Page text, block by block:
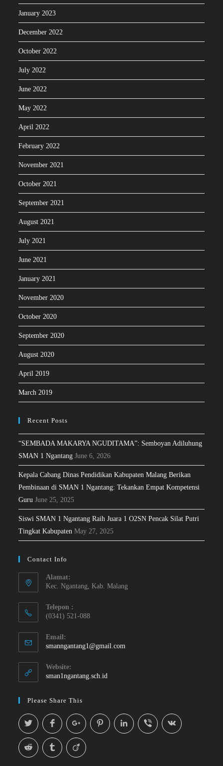
January 2023
December 2022
October 2022
July 2022
June 2022
May 2022
April 2022
February 2022
November 2021
October 2021
September 2021
August 2021
July 2021
June 2021
January 2021
November 2020
October 2020
September 2020
August 2020
April 2019
March 2019
Recent Posts
“SEMBADA MAKARYA NGUDITAMA”: Semboyan Adiluhung
SMAN 1 Ngantang June 6, 2026
Kepala Cabang Dinas Pendidikan Kabupaten Malang Berikan
Pembinaan di SMAN 1 Ngantang: Tekankan Empat Kompetensi
Guru June 25, 2025
Siswi SMAN 1 Ngantang Raih Juara 1 O2SN Pencak Silat Putri
Tingkat Kabupaten May 27, 2025
Contact Info
Alamat:
Kec. Ngantang, Kab. Malang
Telepon :
(0341) 521-088
Email:
smanngantang1@gmail.com
Website:
sman1ngantang.sch.id
Please Share This